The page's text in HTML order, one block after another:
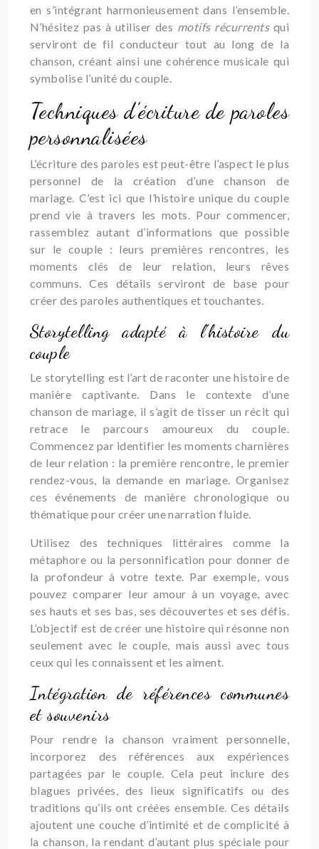
en s’intégrant harmonieusement dans l’ensemble.
N’hésitez pas à utiliser des motifs récurrents qui
serviront de fil conducteur tout au long de la
chanson, créant ainsi une cohérence musicale qui
symbolise l’unité du couple.
Techniques d’écriture de paroles
personnalisées
L’écriture des paroles est peut-être l’aspect le plus
personnel de la création d’une chanson de
mariage. C’est ici que l’histoire unique du couple
prend vie à travers les mots. Pour commencer,
rassemblez autant d’informations que possible
sur le couple : leurs premières rencontres, les
moments clés de leur relation, leurs rêves
communs. Ces détails serviront de base pour
créer des paroles authentiques et touchantes.
Storytelling adapté à l’histoire du
couple
Le storytelling est l’art de raconter une histoire de
manière captivante. Dans le contexte d’une
chanson de mariage, il s’agit de tisser un récit qui
retrace le parcours amoureux du couple.
Commencez par identifier les moments charnières
de leur relation : la première rencontre, le premier
rendez-vous, la demande en mariage. Organisez
ces événements de manière chronologique ou
thématique pour créer une narration fluide.
Utilisez des techniques littéraires comme la
métaphore ou la personnification pour donner de
la profondeur à votre texte. Par exemple, vous
pouvez comparer leur amour à un voyage, avec
ses hauts et ses bas, ses découvertes et ses défis.
L’objectif est de créer une histoire qui résonne non
seulement avec le couple, mais aussi avec tous
ceux qui les connaissent et les aiment.
Intégration de références communes
et souvenirs
Pour rendre la chanson vraiment personnelle,
incorporez des références aux expériences
partagées par le couple. Cela peut inclure des
blagues privées, des lieux significatifs ou des
traditions qu’ils ont créées ensemble. Ces détails
ajoutent une couche d’intimité et de complicité à
la chanson, la rendant d’autant plus spéciale pour